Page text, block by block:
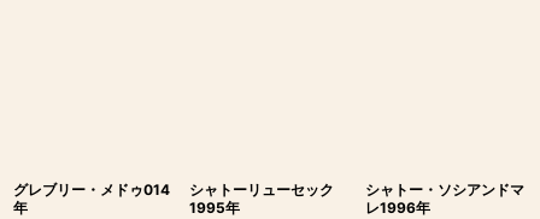
グレブリー・メドゥ014
年
シャトーリューセック
1995年
シャトー・ソシアンドマ
レ1996年